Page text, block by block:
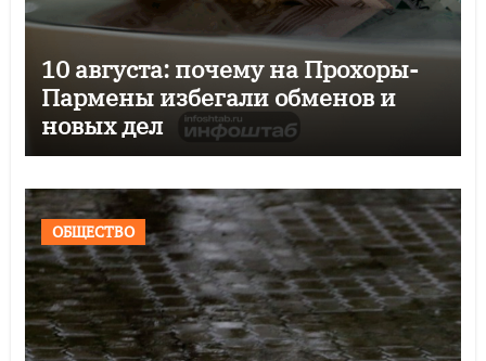
10 августа: почему на Прохоры-
Пармены избегали обменов и
новых дел
ОБЩЕСТВО